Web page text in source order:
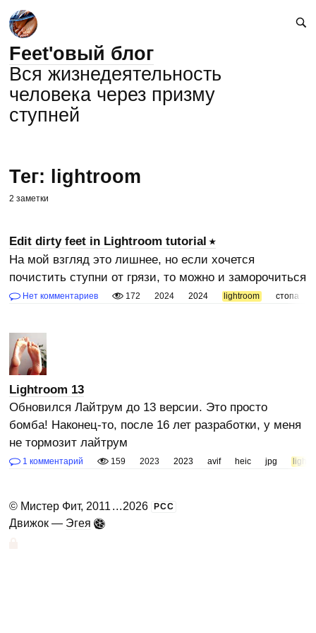
Feet'овый блог
Вся жизнедеятельность
человека через призму
ступней
Тег: lightroom
2 заметки
Edit dirty feet in Lightroom tutorial
На мой взгляд это лишнее, но если хочется
почистить ступни от грязи, то можно и заморочиться
Нет комментариев 172 2024 2024 lightroom стопа
Lightroom 13
Обновился Лайтрум до 13 версии. Это просто
бомба! Наконец-то, после 16 лет разработки, у меня
не тормозит лайтрум
1 комментарий 159 2023 2023 avif heic jpg
© Мистер Фит, 2011 ...2026 РСС
Движок — Эгея